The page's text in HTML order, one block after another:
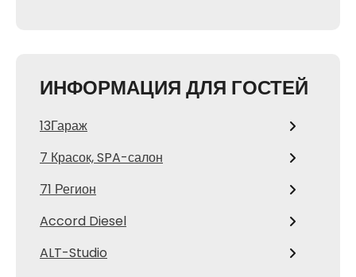
ИНФОРМАЦИЯ ДЛЯ ГОСТЕЙ
13Гараж
7 Красок, SPA-салон
71 Регион
Accord Diesel
ALT-Studio